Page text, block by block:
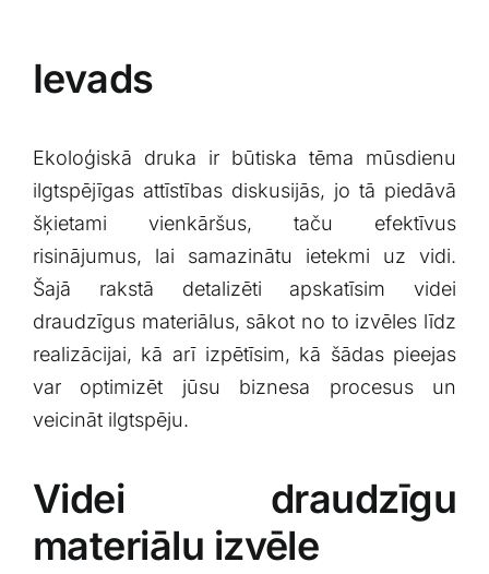
Ievads
Ekoloģiskā ‍druka⁢ ir būtiska​ tēma mūsdienu
ilgtspējīgas⁢ attīstības diskusijās, ⁤jo tā piedāvā
šķietami vienkāršus, ⁤taču efektīvus
risinājumus, lai samazinātu ietekmi uz vidi.
Šajā ‍rakstā‌ detalizēti ‌apskatīsim videi
‌draudzīgus materiālus, sākot⁢ no ⁢to izvēles līdz⁤
realizācijai, kā arī izpētīsim, kā šādas pieejas
var optimizēt ⁤jūsu biznesa procesus un⁤
veicināt​ ilgtspēju.
Videi draudzīgu
materiālu ‍izvēle